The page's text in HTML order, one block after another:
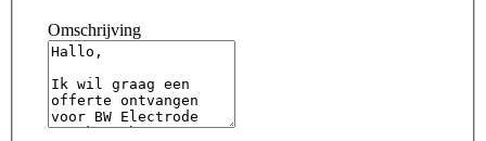
Omschrijving